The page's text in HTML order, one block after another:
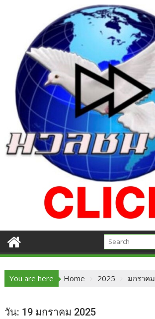
You are here Home 2025 มกราคม
วัน: 19 มกราคม 2025